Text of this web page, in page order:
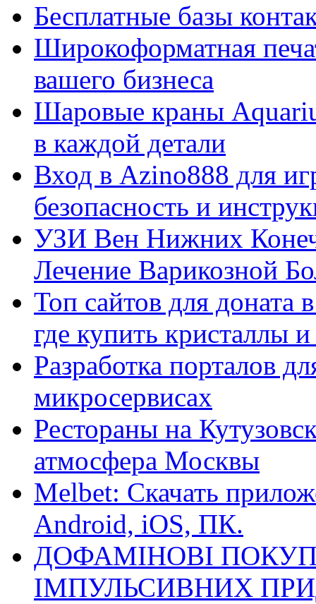
Бесплатные базы
Широкоформатная
вашего бизнеса
Шаровые краны
в каждой детали
Вход в Azino888 для
безопасность и
УЗИ Вен Нижних
Лечение Варикозной
Топ сайтов для
где купить кристаллы
Разработка порталов
микросервисах
Рестораны на
атмосфера Москвы
Melbet: Скачать
Android, iOS, ПК.
ДОФАМІНОВІ
ІМПУЛЬСИВНИХ